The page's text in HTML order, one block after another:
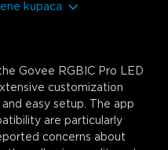
kupaca
Govee RGBIC Pro LED
customization
easy setup. The app
are particularly
concerns about